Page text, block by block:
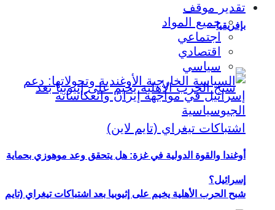
بإفريقيا
شبح الحرب الأهلية يخيم على إثيوبيا بعد اشتباكات تيغراي (تايم
تقدير موقف
جميع المواد
اجتماعي
اقتصادي
سياسي
أوغندا والقوة الدولية في غزة: هل يتحقق وعد موهوزي بحماية
إسرائيل؟